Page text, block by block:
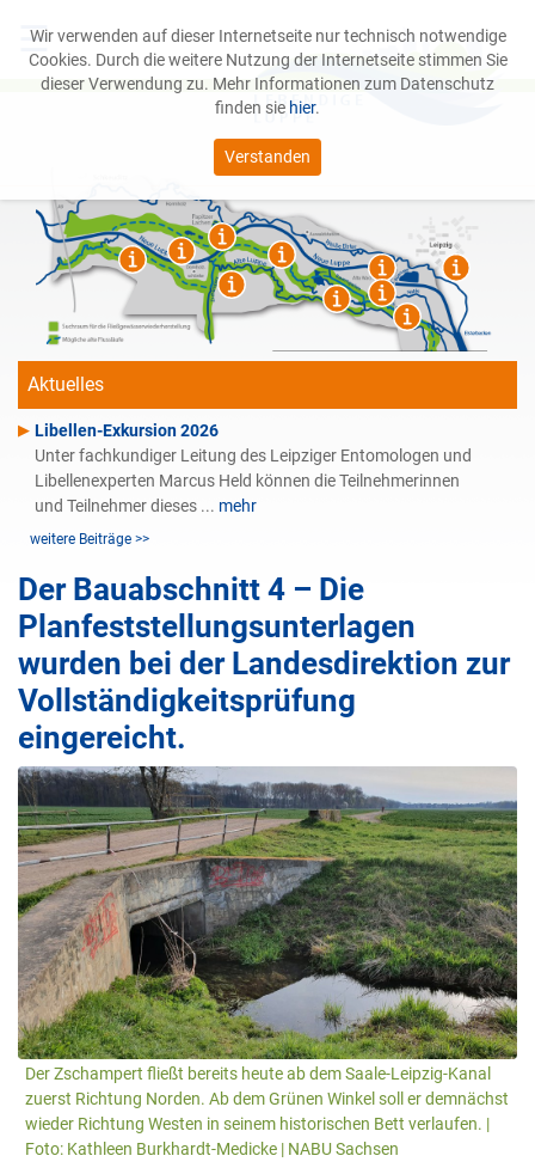
Wir verwenden auf dieser Internetseite nur technisch notwendige
Cookies. Durch die weitere Nutzung der Internetseite stimmen Sie
dieser Verwendung zu. Mehr Informationen zum Datenschutz
finden sie hier.
Verstanden
☰
Leipziger Auwald
Service
Aktuelles
Libellen-Exkursion 2026
Unter fachkundiger Leitung des Leipziger Entomologen und
Libellenexperten Marcus Held können die Teilnehmerinnen
und Teilnehmer dieses ... mehr
weitere Beiträge >>
Der Bauabschnitt 4 – Die
Planfeststellungsunterlagen
wurden bei der Landesdirektion zur
Vollständigkeitsprüfung
eingereicht.
Der Zschampert fließt bereits heute ab dem Saale-Leipzig-Kanal
zuerst Richtung Norden. Ab dem Grünen Winkel soll er demnächst
wieder Richtung Westen in seinem historischen Bett verlaufen. |
Foto: Kathleen Burkhardt-Medicke | NABU Sachsen